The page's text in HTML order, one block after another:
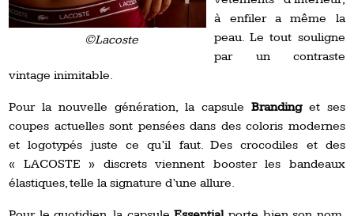
©Lacoste
à enfiler a même la
peau. Le tout souligne
par un contraste
vintage inimitable.
Pour la nouvelle génération, la capsule Brandinget ses
coupes actuelles sont pensées dans des coloris modernes
et logotypés juste ce qu’il faut. Des crocodiles et des
« LACOSTE » discrets viennent booster les bandeaux
élastiques, telle la signature d’une allure.